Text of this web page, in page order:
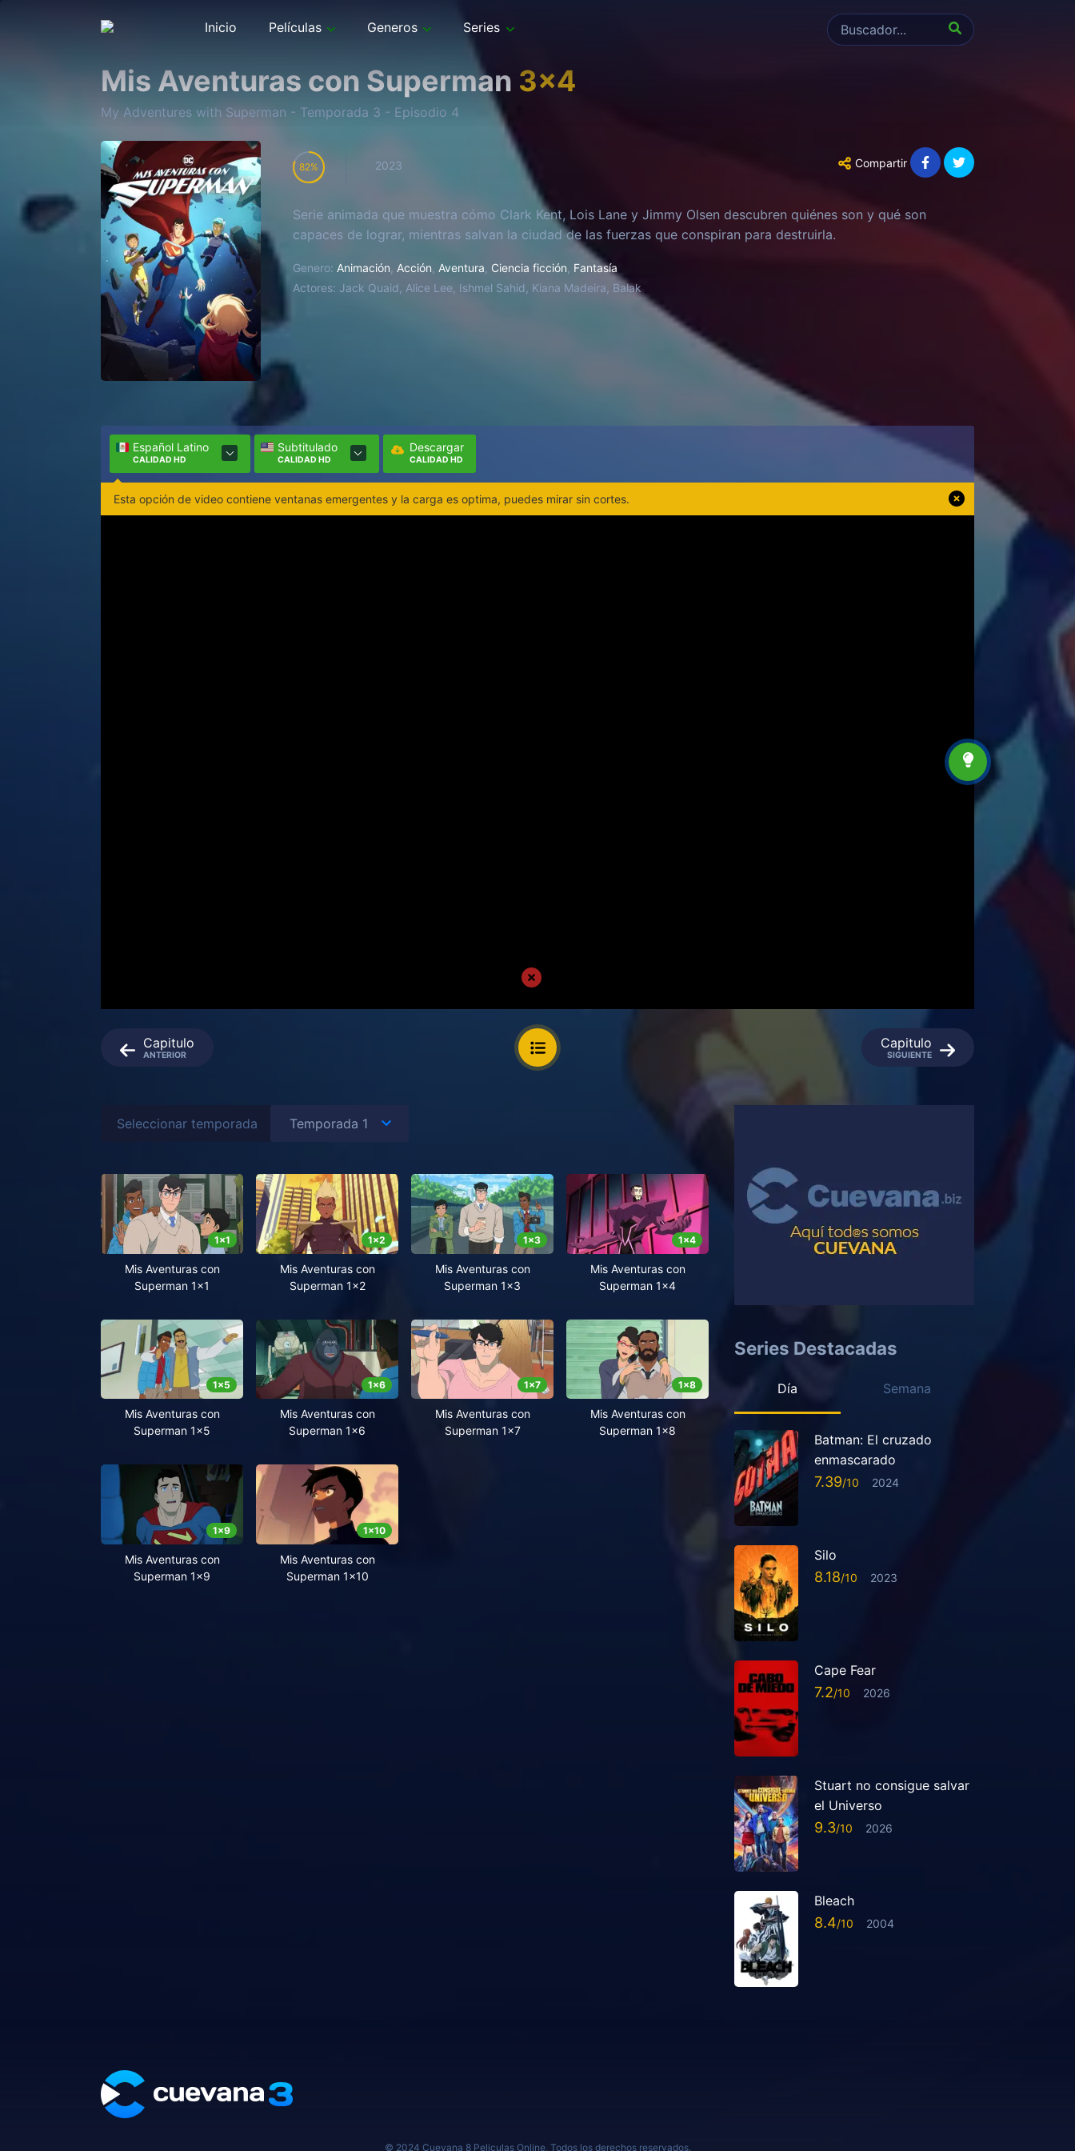
Inicio Películas Generos Series
Mis Aventuras con Superman 3x4
My Adventures with Superman - Temporada 3 - Episodio 4
82 2023 Compartir
Serie animada que muestra cómo Clark Kent, Lois Lane y Jimmy Olsen descubren quiénes son y qué son
capaces de lograr, mientras salvan la ciudad de las fuerzas que conspiran para destruirla.
Genero: Animación Acción Aventura Ciencia ficción Fantasía
Actores: Jack Quaid, Alice Lee, Ishmel Sahid, Kiana Madeira, Balak
Español Latino
CALIDAD HD
Subtitulado
CALIDAD HD
Descargar
CALIDAD HD
Esta opción de video contiene ventanas emergentes y la carga es optima, puedes mirar sin cortes.
Capitulo
ANTERIOR
Capitulo
SIGUIENTE
Seleccionar temporada
1x1
Mis Aventuras con
Superman 1x1
1x2
Mis Aventuras con
Superman 1x2
1x3
Mis Aventuras con
Superman 1x3
1x4
Mis Aventuras con
Superman 1x4
1x5
Mis Aventuras con
Superman 1x5
1x6
Mis Aventuras con
Superman 1x6
1x7
Mis Aventuras con
Superman 1x7
1x8
Mis Aventuras con
Superman 1x8
1x9
Mis Aventuras con
Superman 1x9
1x10
Mis Aventuras con
Superman 1x10
Series Destacadas
Día Semana
Batman: El cruzado
enmascarado
7.39 2024
Silo
8.18 2023
Cape Fear
7.2 2026
Stuart no consigue salvar
el Universo
9.3 2026
Bleach
8.4 2004
© 2024 Cuevana 8 Peliculas Online, Todos los derechos reservados.